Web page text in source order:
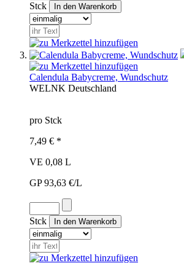
Stck
Calendula Babycreme, Wundschutz
WELNK Deutschland
pro Stck
7,49 € *
VE 0,08 L
GP 93,63 €/L
Stck